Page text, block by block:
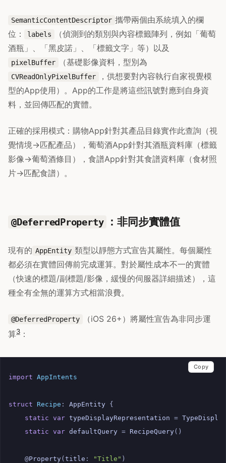
SemanticContentDescriptor 攜帶兩個由系統填入的欄
位：
labels
（偵測到的類別與內容標籤陣列，例如「葡萄
酒瓶」、「黑皮諾」、「標籤文字」等）以及
pixelBuffer （基礎影像資料，型別為
CVReadOnlyPixelBuffer
，供想要對內容執行自家視覺模
型的App使用）。App的工作是將這些訊號對應到自身資
料，並回傳匹配的實體。
正確的採用模式：購物App針對其產品目錄實作此查詢（視
覺情境→匹配產品），葡萄酒App針對其酒瓶資料庫（標籤
影像→葡萄酒條目），食譜App針對其食譜資料庫（食材照
片→匹配食譜）。
@DeferredProperty ：非同步實體值
現有的 AppEntity 類型以靜態方式宣告其屬性。每個屬性
都必須在實體回傳前完成運算。對於屬性成本不一的實體
（快速的標題/副標題/影像，緩慢的伺服器詳細描述），這
種全有全無的運算方式相當浪費。
@DeferredProperty
（iOS 26+）將屬性宣告為非同步運
算3 ：
import AppIntents
struct Recipe : AppEntity {
static var typeDisplayRepresentation =
static var defaultQuery = RecipeQuery()
@Property( title : "Title" )
Copy